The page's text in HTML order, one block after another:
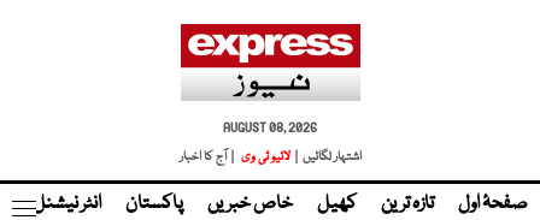
AUGUST 08, 2026
اشتہار لگائیں |
لائیو ٹی وی | آج کا اخبار
صفحۂ اول تازہ ترین کھیل خاص خبریں پاکستان انٹر نیشنل